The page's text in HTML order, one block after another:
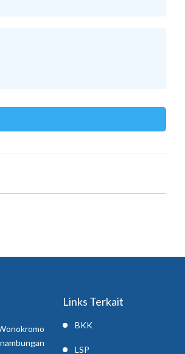
Links Terkait
BKK
LSP